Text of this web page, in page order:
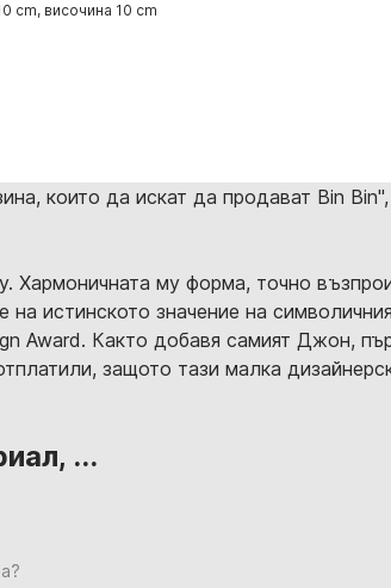
cm, височина 10 cm
които да искат да продават Bin
Хармоничната му форма, точно
истинското значение на
Award. Както добавя самият Джон,
защото тази малка
...